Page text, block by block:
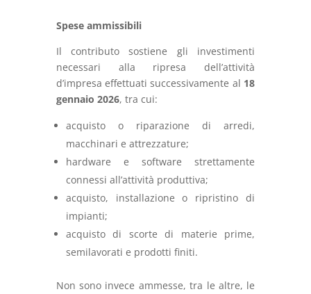
Spese ammissibili
Il contributo sostiene gli investimenti
necessari alla ripresa dell’attività
d’impresa effettuati successivamente al 18
gennaio 2026, tra cui:
acquisto o riparazione di arredi,
macchinari e attrezzature;
hardware e software strettamente
connessi all’attività produttiva;
acquisto, installazione o ripristino di
impianti;
acquisto di scorte di materie prime,
semilavorati e prodotti finiti.
Non sono invece ammesse, tra le altre, le